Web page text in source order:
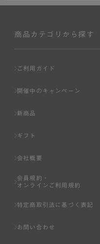
商品カテゴリから探す
ご利用ガイド
開催中のキャンペーン
新商品
ギフト
会社概要
会員規約・
オンラインご利用規約
特定商取引法に基づく表記
お問い合わせ